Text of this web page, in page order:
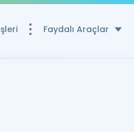
Faydalı Araçlar